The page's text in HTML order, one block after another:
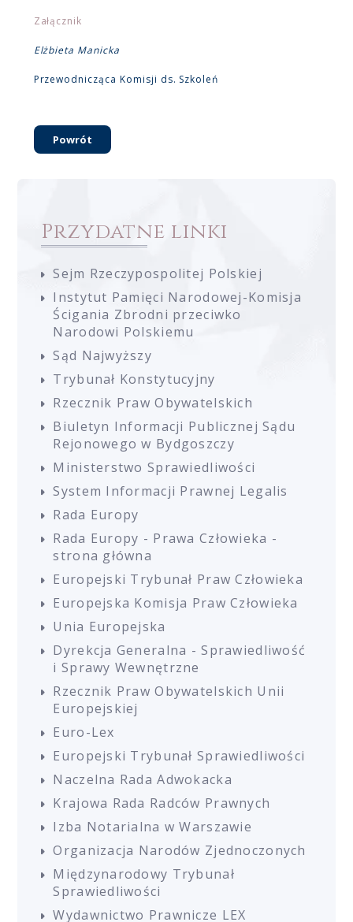
Załącznik
Elżbieta Manicka
Przewodnicząca Komisji ds. Szkoleń
Powrót
Przydatne linki
Sejm Rzeczypospolitej Polskiej
Instytut Pamięci Narodowej-Komisja
Ścigania Zbrodni przeciwko
Narodowi Polskiemu
Sąd Najwyższy
Trybunał Konstytucyjny
Rzecznik Praw Obywatelskich
Biuletyn Informacji Publicznej Sądu
Rejonowego w Bydgoszczy
Ministerstwo Sprawiedliwości
System Informacji Prawnej Legalis
Rada Europy
Rada Europy - Prawa Człowieka -
strona główna
Europejski Trybunał Praw Człowieka
Europejska Komisja Praw Człowieka
Unia Europejska
Dyrekcja Generalna - Sprawiedliwość
i Sprawy Wewnętrzne
Rzecznik Praw Obywatelskich Unii
Europejskiej
Euro-Lex
Europejski Trybunał Sprawiedliwości
Naczelna Rada Adwokacka
Krajowa Rada Radców Prawnych
Izba Notarialna w Warszawie
Organizacja Narodów Zjednoczonych
Międzynarodowy Trybunał
Sprawiedliwości
Wydawnictwo Prawnicze LEX